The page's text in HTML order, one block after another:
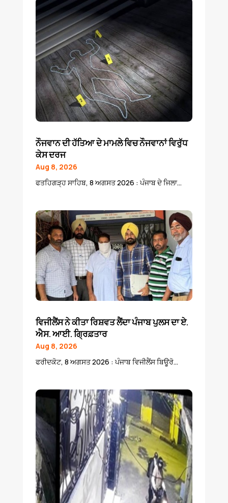
ਨੌਜਵਾਨ ਦੀ ਹੱਤਿਆ ਦੇ ਮਾਮਲੇ ਵਿਚ ਨੌਜਵਾਨਾਂ ਵਿਰੁੱਧ
ਕੇਸ ਦਰਜ
Aug 8, 2026
ਫਤਹਿਗੜ੍ਹ ਸਾਹਿਬ, 8 ਅਗਸਤ 2026 : ਪੰਜਾਬ ਦੇ ਜਿਲਾ...
ਵਿਜੀਲੈਂਸ ਨੇ ਕੀਤਾ ਰਿਸ਼ਵਤ ਲੈਂਦਾ ਪੰਜਾਬ ਪੁਲਸ ਦਾ ਏ.
ਐਸ. ਆਈ. ਗ੍ਰਿਫ਼ਤਾਰ
Aug 8, 2026
ਫਰੀਦਕੋਟ, 8 ਅਗਸਤ 2026 : ਪੰਜਾਬ ਵਿਜੀਲੈਂਸ ਬਿਊਰੋ...